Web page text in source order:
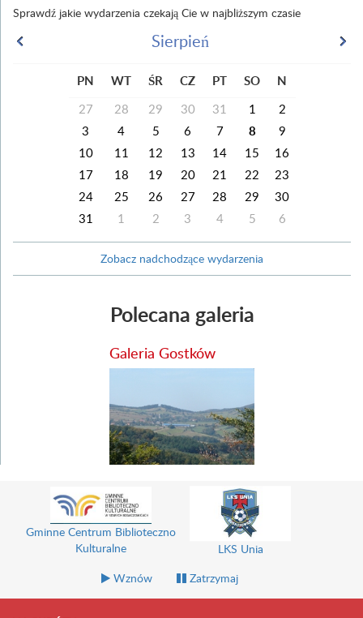
Sprawdź jakie wydarzenia czekają Cie w najbliższym czasie
Sierpień
PN WT ŚR CZ PT SO N
27 28 29 30 31 1
2
3
4 5 6 7 8
9
10
11 12 13 14 15
16
17
18 19 20 21 22
23
24
25 26 27 28 29
30
31
1 2 3 4 5 6
Zobacz nadchodzące wydarzenia
Polecana galeria
Galeria Gostków
Gminne Centrum Biblioteczno
Kulturalne
LKS Unia
Wznów
Zatrzymaj